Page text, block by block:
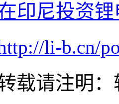
印尼投资
li-b.cn/
载请注明：